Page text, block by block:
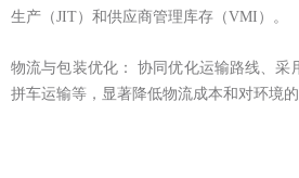
生产（JIT）和供应商管理库存（VMI）。
物流与包装优化： 协同优化运输路线、采
拼车运输等，显著降低物流成本和对环境的